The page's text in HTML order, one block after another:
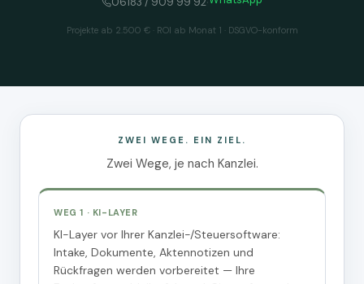
Projekte ab 2.500 € · ROI ab Monat 1 · DSGVO-konform
ZWEI WEGE. EIN ZIEL.
Zwei Wege, je nach Kanzlei.
WEG 1 · KI-LAYER
KI-Layer vor Ihrer Kanzlei-/Steuersoftware:
Intake, Dokumente, Aktennotizen und
Rückfragen werden vorbereitet — Ihre